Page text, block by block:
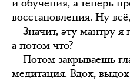
восстановления. Ну
— Значит, эту мантру
а потом что?
— Потом закрываешь
медитация. Вдох,